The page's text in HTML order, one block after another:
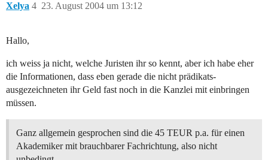
Xelya 23. August 2004 um 13:12
4
Hallo,
ich weiss ja nicht, welche Juristen ihr so kennt, aber ich habe eher
die Informationen, dass eben gerade die nicht prädikats-
ausgezeichneten ihr Geld fast noch in die Kanzlei mit einbringen
müssen.
Ganz allgemein gesprochen sind die 45 TEUR p.a. für einen
Akademiker mit brauchbarer Fachrichtung, also nicht